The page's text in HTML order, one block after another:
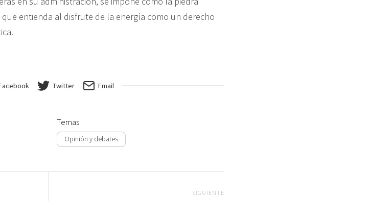
entienda al disfrute de la energía como un derecho
Twitter Email
Temas
Opinión y debates
SIGUIENTE